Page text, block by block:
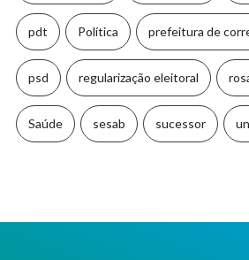
pdt Política prefeitura de
psd regularização eleitoral
Saúde sesab sucessor